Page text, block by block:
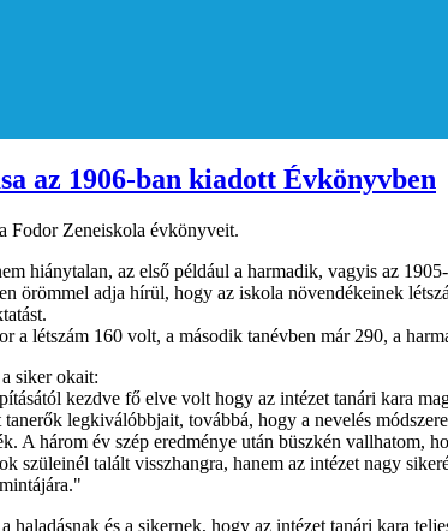
az 1906-ban kiadott Évkönyvben
Fodor Zeneiskola évkönyveit.
hiánytalan, az első például a harmadik, vagyis az
örömmel adja hírül, hogy az iskola növendékeinek
a létszám 160 volt, a második tanévben már 290, a
siker okait:
kezdve fő elve volt hogy az intézet tanári kara
legkiválóbbjait, továbbá, hogy a nevelés
A három év szép eredménye után büszkén vallhatom,
szüleinél talált visszhangra, hanem az intézet nagy
haladásnak és a sikernek, hogy az intézet tanári kara